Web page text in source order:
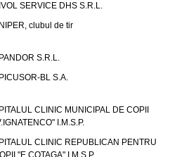
SERVICE DHS S.R.L.
clubul de tir
S.R.L.
BL S.A.
CLINIC MUNICIPAL DE COPII
I.M.S.P.
CLINIC REPUBLICAN PENTRU
"E.COTAGA" I.M.S.P.